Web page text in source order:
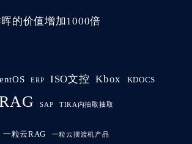
的价值增加1000倍
ERP ISO文控 Kbox KDOCS
SAP TIKA内抽取抽取
一粒云RAG 一粒云摆渡机产品